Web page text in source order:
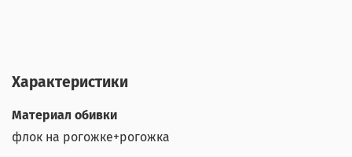
Характеристики
Материал обивки
флок на рогожке+рогожка